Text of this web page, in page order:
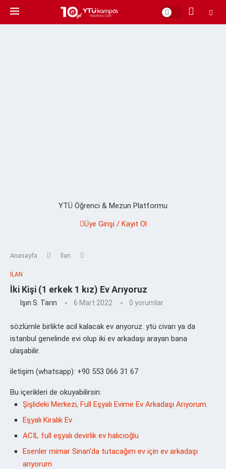
YTÜ Öğrenci & Mezun Platformu
Üye Girişi / Kayıt Ol
Anasayfa İlan
İLAN
İki Kişi (1 erkek 1 kız) Ev Arıyoruz
Işın S. Tarın 6 Mart 2022 0 yorumlar
sözlümle birlikte acil kalacak ev arıyoruz. ytü civarı ya da
istanbul genelinde evi olup iki ev arkadaşı arayan bana
ulaşabilir.
iletişim (whatsapp): +90 553 066 31 67
Bu içerikleri de okuyabilirsin:
Şişlideki Merkezi, Full Eşyalı Evime Ev Arkadaşı Arıyorum.
Eşyalı Kiralık Ev
ACİL full eşyalı devirlik ev halıcıoğlu
Esenler mimar Sinan’da tutacağım ev için ev arkadaşı
arıyorum